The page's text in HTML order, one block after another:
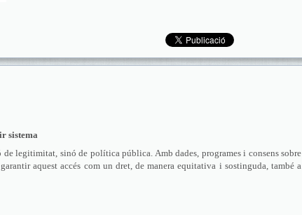
sistema
legitimitat, sinó de política pública. Amb dades, programes i consens sobre
aquest accés com un dret, de manera equitativa i sostinguda, també a